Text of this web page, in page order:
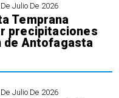
Julio De 2026
Temprana
precipitaciones
de Antofagasta
Julio De 2026